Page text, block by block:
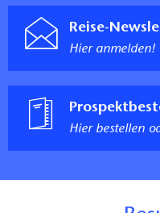
Reise-
Hier anmelden!
Hier bestellen